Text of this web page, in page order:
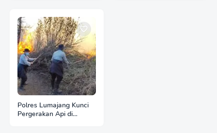
Polres Lumajang Kunci
Pergerakan Api di